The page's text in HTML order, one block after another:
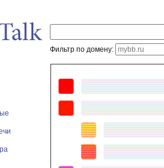
Фильтр по домену: